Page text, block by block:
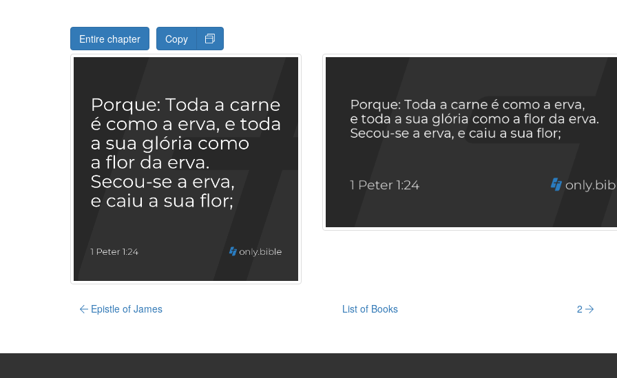
Entire chapter Copy
Epistle of James List of Books 2